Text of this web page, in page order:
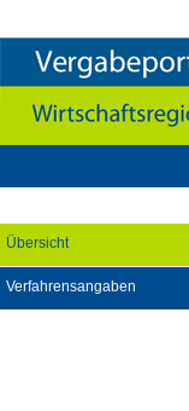
Aachen
DÃ¼ren
Heinsberg
Übersicht
Verfahrensangaben